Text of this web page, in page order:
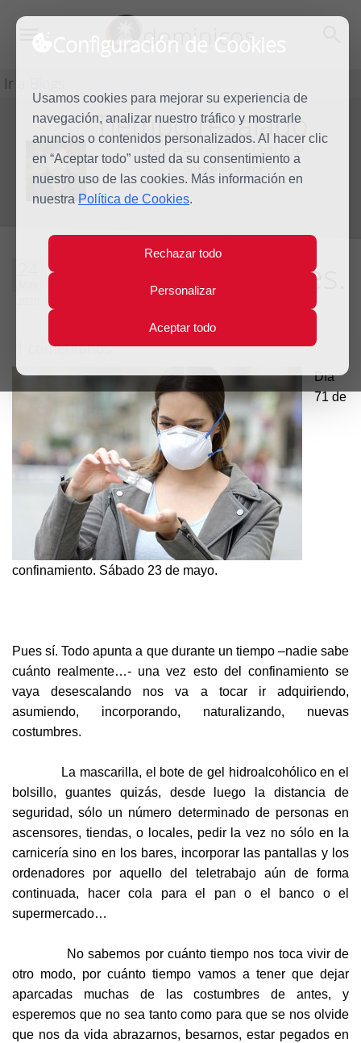
Configuración de Cookies
Usamos cookies para mejorar su experiencia de
navegación, analizar nuestro tráfico y mostrarle
anuncios o contenidos personalizados. Al hacer clic
en “Aceptar todo” usted da su consentimiento a
nuestro uso de las cookies. Más información en
nuestra Política de Cookies.
Rechazar todo
Personalizar
Aceptar todo
dominicos
Ir a Blogs
BlogTiempo regalado
de Vicente Niño Orti, OP
Sobre el autor
Nuevas costumbres.
Día 71
1 comentarios
Día
71 de
confinamiento. Sábado 23 de mayo.
Pues sí. Todo apunta a que durante un tiempo –nadie sabe
cuánto realmente…- una vez esto del confinamiento se
vaya desescalando nos va a tocar ir adquiriendo,
asumiendo, incorporando, naturalizando, nuevas
costumbres.
La mascarilla, el bote de gel hidroalcohólico en el
bolsillo, guantes quizás, desde luego la distancia de
seguridad, sólo un número determinado de personas en
ascensores, tiendas, o locales, pedir la vez no sólo en la
carnicería sino en los bares, incorporar las pantallas y los
ordenadores por aquello del teletrabajo aún de forma
continuada, hacer cola para el pan o el banco o el
supermercado…
No sabemos por cuánto tiempo nos toca vivir de
otro modo, por cuánto tiempo vamos a tener que dejar
aparcadas muchas de las costumbres de antes, y
esperemos que no sea tanto como para que se nos olvide
que nos da vida abrazarnos, besarnos, estar pegados en